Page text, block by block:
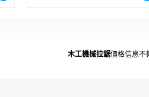
木工機械拉鋸價格信息不